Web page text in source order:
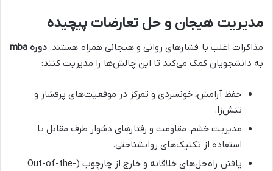
مدیریت هیجان و حل تعارضات پیچیده
مذاکرات اغلب با فشارهای روانی و هیجانی همراه هستند. دوره mba
به دانشجویان کمک می‌کند تا این چالش‌ها را مدیریت کنند:
حفظ آرامش، خونسردی و تمرکز در موقعیت‌های پرفشار و
تنش‌زا.
مدیریت خشم، مقاومت و رفتارهای دشوار طرف مقابل با
استفاده از تکنیک‌های روانشناختی.
یافتن راه‌حل‌های خلاقانه و خارج از چارچوب (Out-of-the-